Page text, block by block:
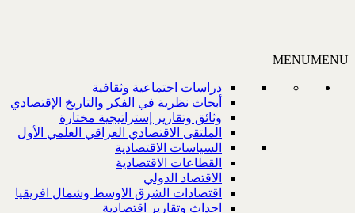
MENUMENU
دراسات اجتماعية وثقافية
أبحاث نظرية في الفكر والتاريخ الإقتصادي
وثائق وتقارير إستراتيجية مختارة
الملتقى الاقتصادي العراقي العلمي الأول
السياسات الاقتصادية
القطاعات الاقتصادية
الاقتصاد الدولي
اقتصادات الشرق الاوسط وشمال افريقيا
احداث وتقارير اقتصادية